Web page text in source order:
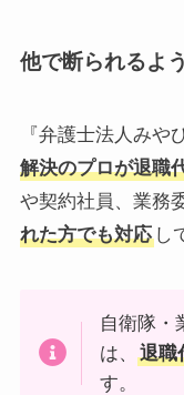
他で断られるよ
『弁護士法人みや
解決のプロが退職
や契約社員、業務
れた方でも対応し
自衛隊・
は、退職
す。